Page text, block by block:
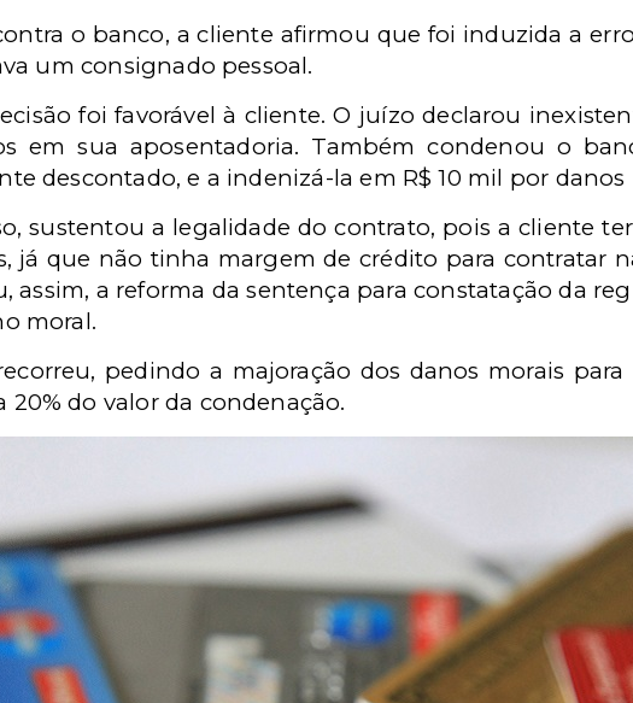
o banco, a cliente afirmou que foi induzida a
um consignado pessoal.
foi favorável à cliente. O juízo declarou
em sua aposentadoria. Também condenou o
descontado, e a indenizá-la em R$ 10 mil por danos
sustentou a legalidade do contrato, pois a cliente
já que não tinha margem de crédito para contratar
assim, a reforma da sentença para constatação da
moral.
pedindo a majoração dos danos morais
do valor da condenação.